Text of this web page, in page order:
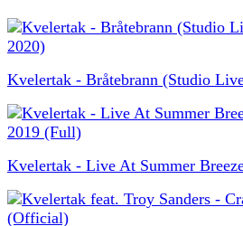
Kvelertak - Bråtebrann (Studio
Kvelertak - Live At Summer